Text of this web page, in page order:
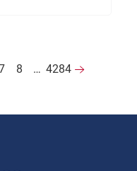
8 … 4284